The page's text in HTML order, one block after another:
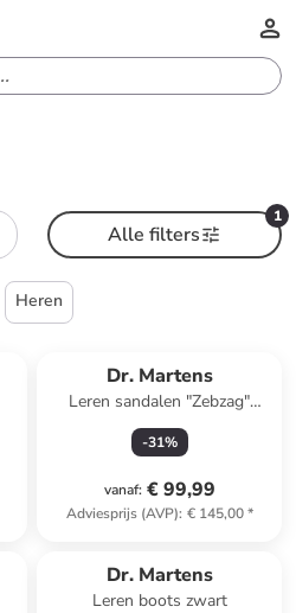
1
Alle filters
Heren
Dr. Martens
Leren sandalen "Zebzag"
zwart
-31%
vanaf: € 99,99
Adviesprijs (AVP): € 145,00*
Dr. Martens
Leren boots zwart